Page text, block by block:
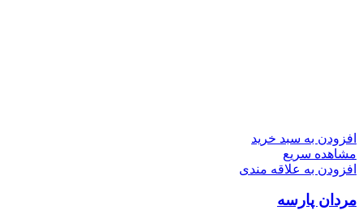
افزودن به سبد خرید
مشاهده سریع
افزودن به علاقه مندی
مردان پارسه